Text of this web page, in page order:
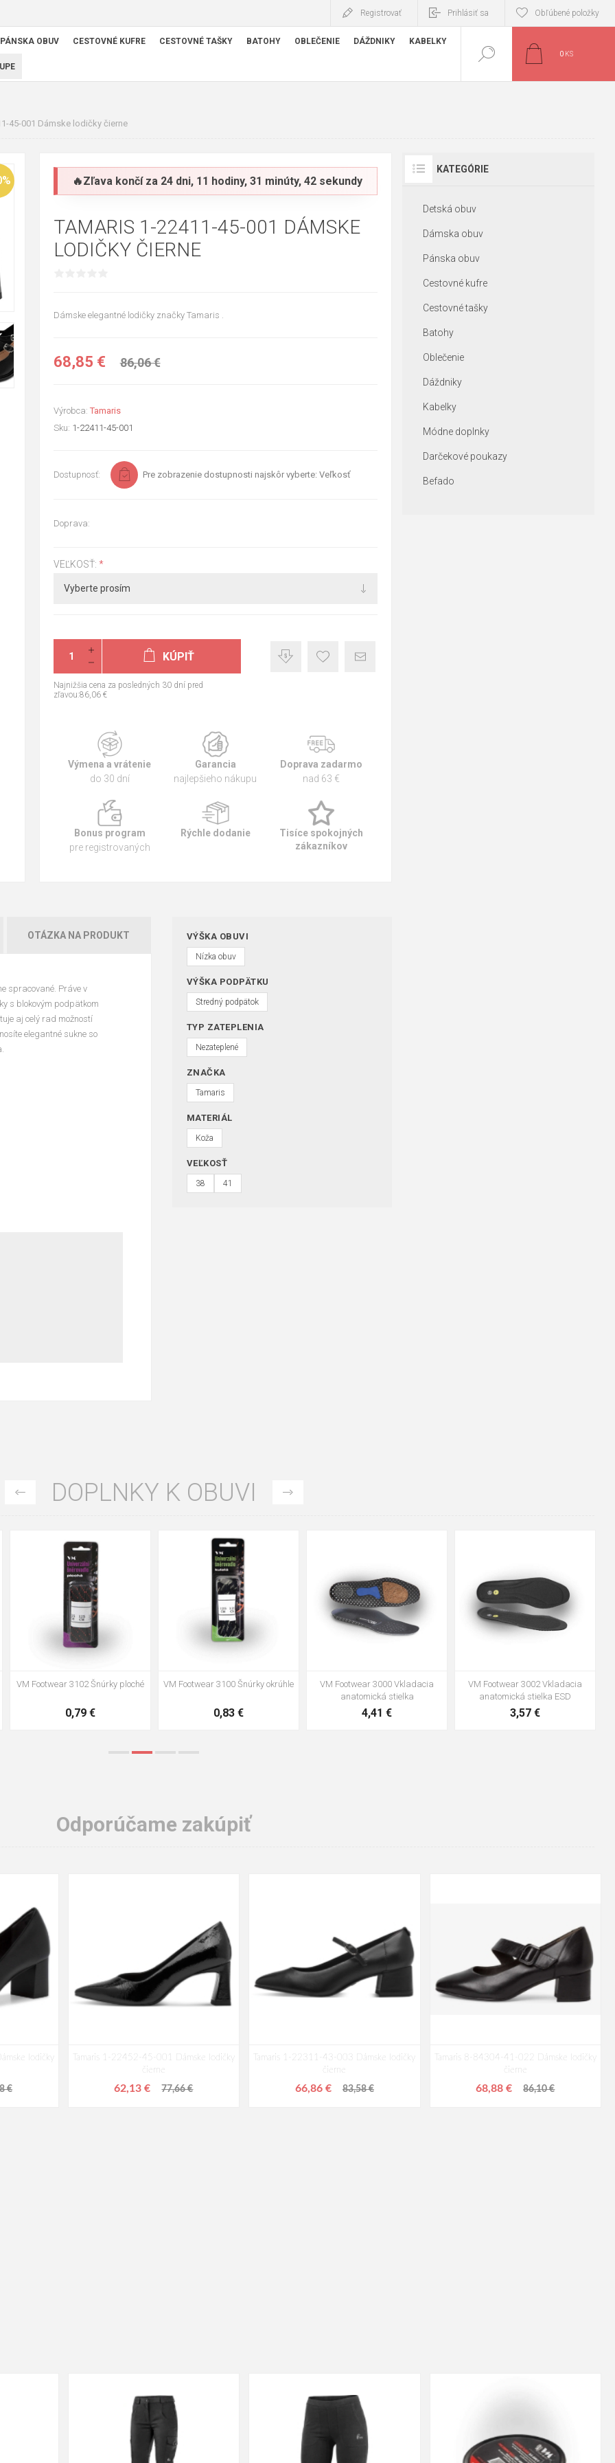
Registrovať Prihlásiť sa Obľúbené položky
PÁNSKA OBUV CESTOVNÉ KUFRE CESTOVNÉ TAŠKY BATOHY OBLEČENIE DÁŽDNIKY KABELKY
0 KS
45-001 Dámske lodičky čierne
🔥Zľava končí za 24 dni, 11 hodiny, 31 minúty, 41 sekundy
TAMARIS 1-22411-45-001 DÁMSKE
LODIČKY ČIERNE
Dámske elegantné lodičky značky Tamaris .
68,85 € 86,06 €
Výrobca: Tamaris
Sku: 1-22411-45-001
Dostupnosť: Pre zobrazenie dostupnosti najskôr vyberte: Veľkosť
Doprava:
VEĽKOSŤ: *
KÚPIŤ
Najnižšia cena za posledných 30 dní pred
zľavou:86,06 €
Výmena a vrátenie
do 30 dní
Garancia
najlepšieho nákupu
Doprava zadarmo
nad 63 €
Bonus program
pre registrovaných
Rýchle dodanie
Tisíce spokojných
zákazníkov
OTÁZKA NA PRODUKT
spracované. Práve v
s blokovým podpätkom
aj celý rad možností
elegantné sukne so
VÝŠKA OBUVI
Nízka obuv
VÝŠKA PODPÄTKU
Stredný podpätok
TYP ZATEPLENIA
Nezateplené
ZNAČKA
Tamaris
MATERIÁL
Koža
VEĽKOSŤ
38 41
KATEGÓRIE
Detská obuv
Dámska obuv
Pánska obuv
Cestovné kufre
Cestovné tašky
Batohy
Oblečenie
Dáždniky
Kabelky
Módne doplnky
Darčekové poukazy
Befado
DOPLNKY K OBUVI
VM Footwear 3002 Vkladacia
3,57 €
37 39
47
VM Footwear 3900 Čistiaca huba
1,64 €
VM Footwear 3600 Impregnace
water stop
10,04 €
Vložka Bennon ABSORBA XTR
ESD
4,16 €
Odporúčame zakúpiť
lodičky
€
Tamaris 1-22452-45-001 Dámske lodičky
čierne
62,13 € 77,66 €
Tamaris 1-22311-43-003 Dámske lodičky
čierne
66,86 € 83,58 €
Tamaris 8-84304-41-022 Dámske lodičky
čierne
68,88 € 86,10 €